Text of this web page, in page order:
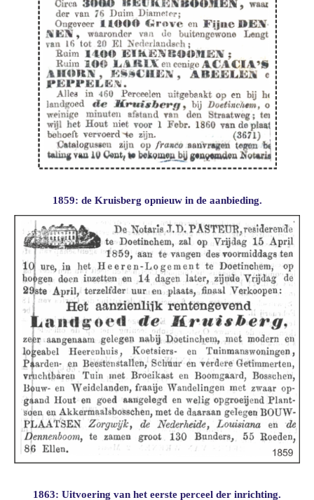
1859: de Kruisberg opnieuw in de aanbieding.
1863: Uitvoering van het eerste perceel der inrichting.